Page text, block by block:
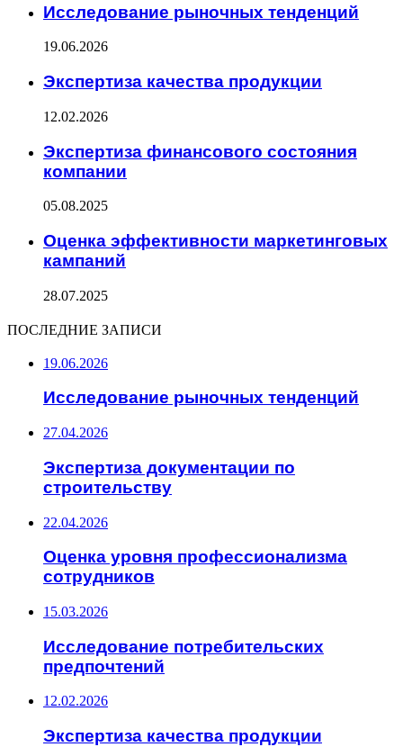
Исследование рыночных тенденций
19.06.2026
Экспертиза качества продукции
12.02.2026
Экспертиза финансового состояния
компании
05.08.2025
Оценка эффективности маркетинговых
кампаний
28.07.2025
ПОСЛЕДНИЕ ЗАПИСИ
19.06.2026
Исследование рыночных тенденций
27.04.2026
Экспертиза документации по
строительству
22.04.2026
Оценка уровня профессионализма
сотрудников
15.03.2026
Исследование потребительских
предпочтений
12.02.2026
Экспертиза качества продукции